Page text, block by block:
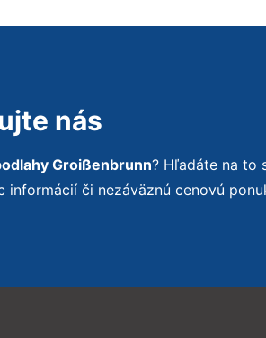
nás
Groißenbrunn? Hľadáte na to
informácií či nezáväznú cenovú